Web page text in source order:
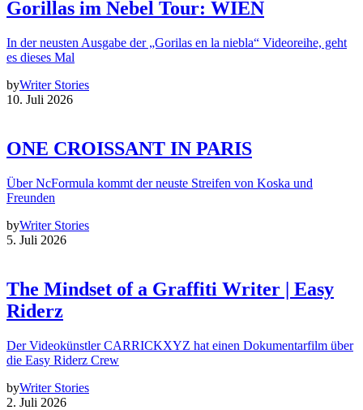
Gorillas im Nebel Tour: WIEN
In der neusten Ausgabe der „Gorilas en la niebla“ Videoreihe, geht
es dieses Mal
byWriter Stories
10. Juli 2026
ONE CROISSANT IN PARIS
Über NcFormula kommt der neuste Streifen von Koska und
Freunden
byWriter Stories
5. Juli 2026
The Mindset of a Graffiti Writer | Easy
Riderz
Der Videokünstler CARRICKXYZ hat einen Dokumentarfilm über
die Easy Riderz Crew
byWriter Stories
2. Juli 2026